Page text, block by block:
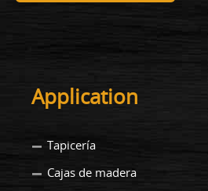
Application
Tapicería
Cajas de madera